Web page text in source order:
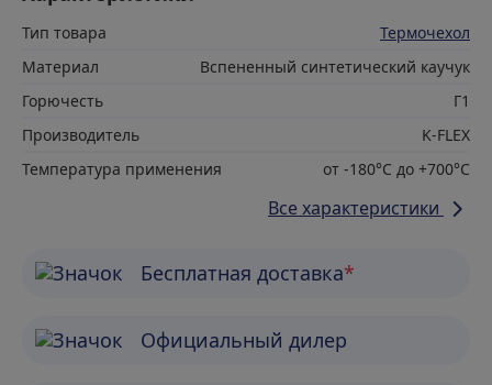
Тип товара
Термочехол
Материал
Вспененный синтетический каучук
Горючесть
Г1
Производитель
K-FLEX
Температура применения
от -180°С до +700°С
Все характеристики
Бесплатная доставка*
Официальный дилер